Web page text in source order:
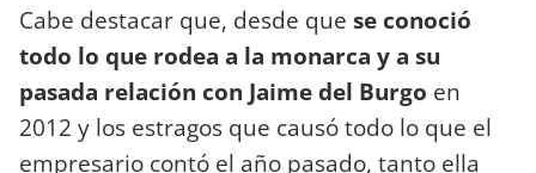
Cabe destacar que, desde que se conoció
todo lo que rodea a la monarca y a su
pasada relación con Jaime del Burgo en
2012 y los estragos que causó todo lo que el
empresario contó el año pasado, tanto ella